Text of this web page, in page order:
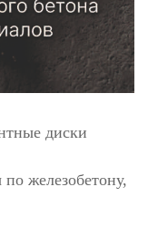
диски
железобетону,